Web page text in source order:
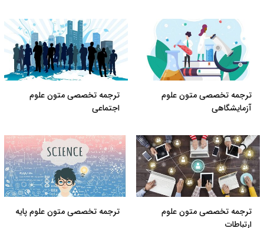
ترجمه تخصصی متون علوم
آزمایشگاهی
ترجمه تخصصی متون علوم
اجتماعی
ترجمه تخصصی متون علوم
ارتباطات
ترجمه تخصصی متون علوم پایه